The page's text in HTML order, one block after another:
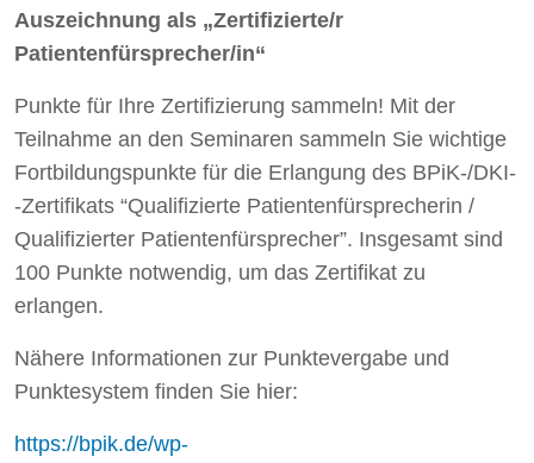
Auszeichnung als „Zertifizierte/r
Patientenfürsprecher/in“
Punkte für Ihre Zertifizierung sammeln! Mit der
Teilnahme an den Seminaren sammeln Sie wichtige
Fortbildungspunkte für die Erlangung des BPiK-/DKI-
-Zertifikats “Qualifizierte Patientenfürsprecherin /
Qualifizierter Patientenfürsprecher”. Insgesamt sind
100 Punkte notwendig, um das Zertifikat zu
erlangen.
Nähere Informationen zur Punktevergabe und
Punktesystem finden Sie hier:
https://bpik.de/wp-